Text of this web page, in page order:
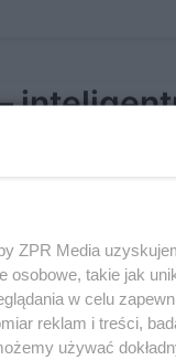
ZPR Media
takie jak
w celu
reklam i treści,
używać